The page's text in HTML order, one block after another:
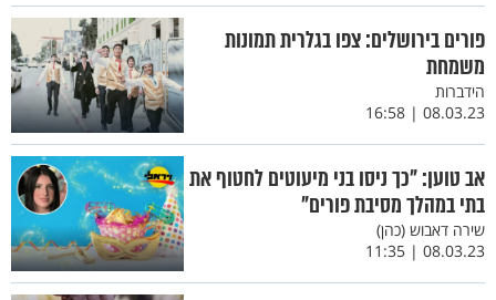
פורים בירושלים: צפו בגלרית תמונות
משמחת
הידברות
08.03.23 | 16:58
אב טוען: "כך ניסו בני מיעוטים לחטוף את
בתי במהלך מסיבת פורים"
שירה דאבוש (כהן)
08.03.23 | 11:35